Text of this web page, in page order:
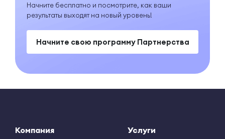
Начните бесплатно и посмотрите, как ваши
результаты выходят на новый уровень!
Начните свою программу Партнерства
Компания Услуги